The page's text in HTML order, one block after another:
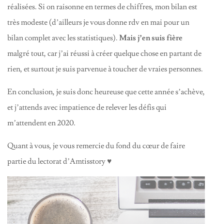
réalisées. Si on raisonne en termes de chiffres, mon bilan est
très modeste (d’ailleurs je vous donne rdv en mai pour un
bilan complet avec les statistiques). Mais j’en suis fière
malgré tout, car j’ai réussi à créer quelque chose en partant de
rien, et surtout je suis parvenue à toucher de vraies personnes.
En conclusion, je suis donc heureuse que cette année s’achève,
et j’attends avec impatience de relever les défis qui
m’attendent en 2020.
Quant à vous, je vous remercie du fond du cœur de faire
partie du lectorat d’Amtisstory ♥